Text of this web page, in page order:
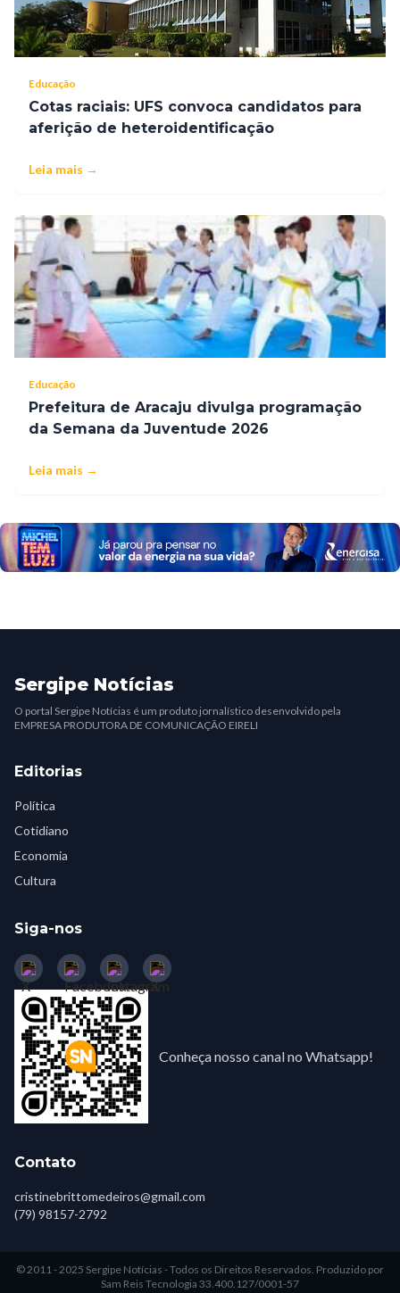
Educação
Cotas raciais: UFS convoca candidatos para
aferição de heteroidentificação
Leia mais →
Educação
Prefeitura de Aracaju divulga programação
da Semana da Juventude 2026
Leia mais →
Sergipe Notícias
O portal Sergipe Notícias é um produto jornalístico desenvolvido pela
EMPRESA PRODUTORA DE COMUNICAÇÃO EIRELI
Editorias
Política
Cotidiano
Economia
Cultura
Siga-nos
Conheça nosso canal no Whatsapp!
Contato
cristinebrittomedeiros@gmail.com
(79) 98157-2792
© 2011 - 2025 Sergipe Notícias - Todos os Direitos Reservados. Produzido por
Sam Reis Tecnologia 33.400.127/0001-57